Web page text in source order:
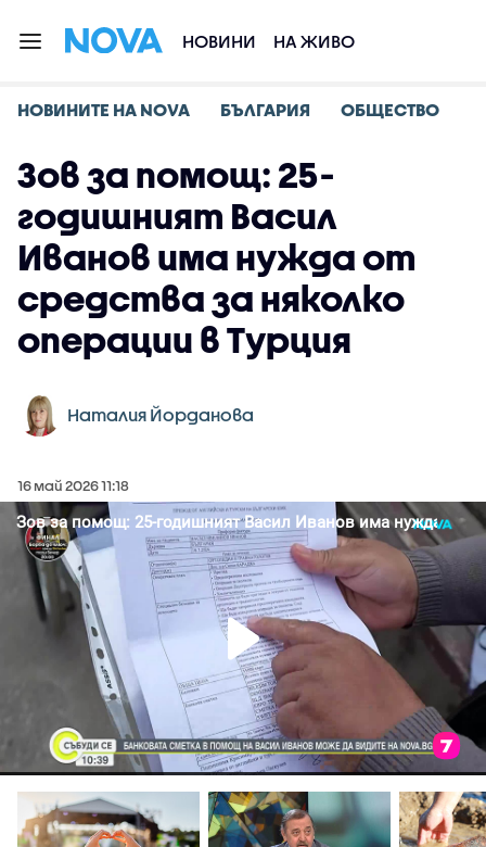
НОВИНИ НА ЖИВО
НОВИНИТЕ НА NOVA БЪЛГАРИЯ ОБЩЕСТВО
Зов за помощ: 25-
годишният Васил
Иванов има нужда от
средства за няколко
операции в Турция
Наталия Йорданова
16 май 2026 11:18